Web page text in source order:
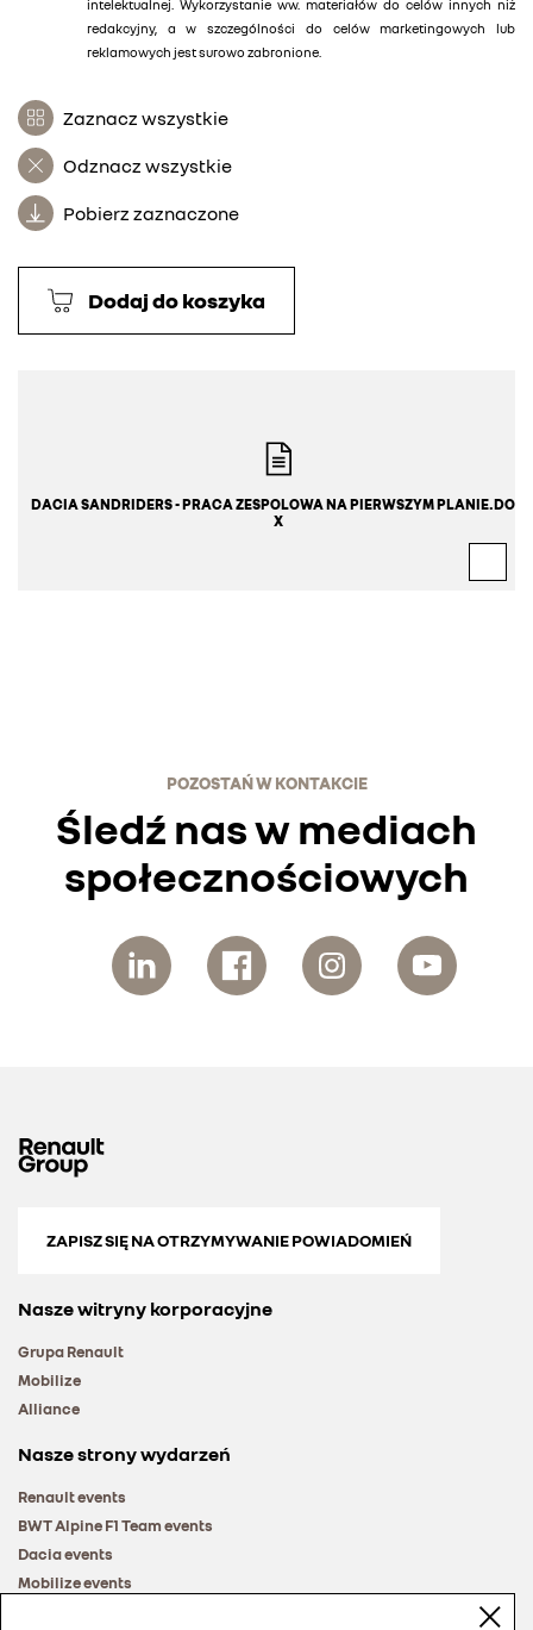
intelektualnej. Wykorzystanie ww. materiałów do celów innych niż
redakcyjny, a w szczególności do celów marketingowych lub
reklamowych jest surowo zabronione.
Zaznacz wszystkie
Odznacz wszystkie
Pobierz zaznaczone
Dodaj do koszyka
DACIA SANDRIDERS - PRACA ZESPOLOWA NA PIERWSZYM PLANIE.DOC
X
POZOSTAŃ W KONTAKCIE
Śledź nas w mediach
społecznościowych
ZAPISZ SIĘ NA OTRZYMYWANIE POWIADOMIEŃ
Nasze witryny korporacyjne
Grupa Renault
Mobilize
Alliance
Nasze strony wydarzeń
Renault events
BWT Alpine F1 Team events
Dacia events
Mobilize events